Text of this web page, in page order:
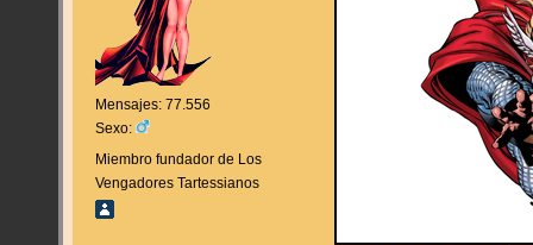
Mensajes: 77.556
Sexo:
Miembro fundador de Los
Vengadores Tartessianos